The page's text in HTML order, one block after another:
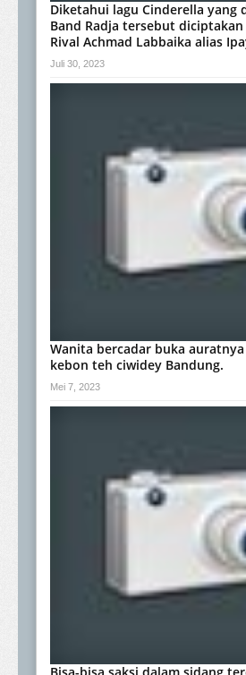
Diketahui lagu Cinderella yang
Band Radja tersebut
Rival Achmad Labbaika alias
Juli 30, 2023
Wanita bercadar buka
kebon teh ciwidey Bandung.
Mei 7, 2023